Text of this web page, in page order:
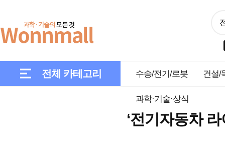
전체 카테고리 수송/전기/로봇 건설/
과학·기술·상식
‘전기자동차